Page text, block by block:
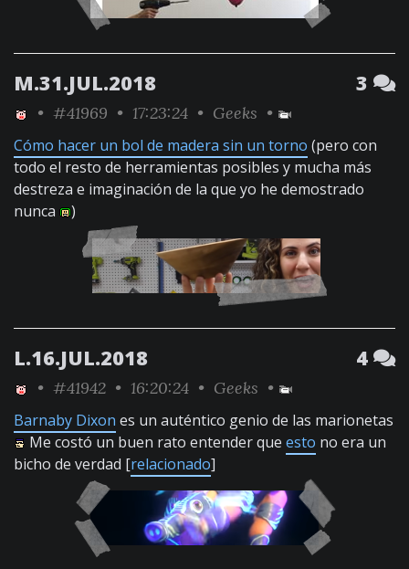
M.31.JUL.2018 3
• #41969 • 17:23:24 • Geeks •
Cómo hacer un bol de madera sin un torno (pero con
todo el resto de herramientas posibles y mucha más
destreza e imaginación de la que yo he demostrado
nunca
)
L.16.JUL.2018 4
• #41942 • 16:20:24 • Geeks •
Barnaby Dixon es un auténtico genio de las marionetas
Me costó un buen rato entender que esto no era un
bicho de verdad [relacionado]